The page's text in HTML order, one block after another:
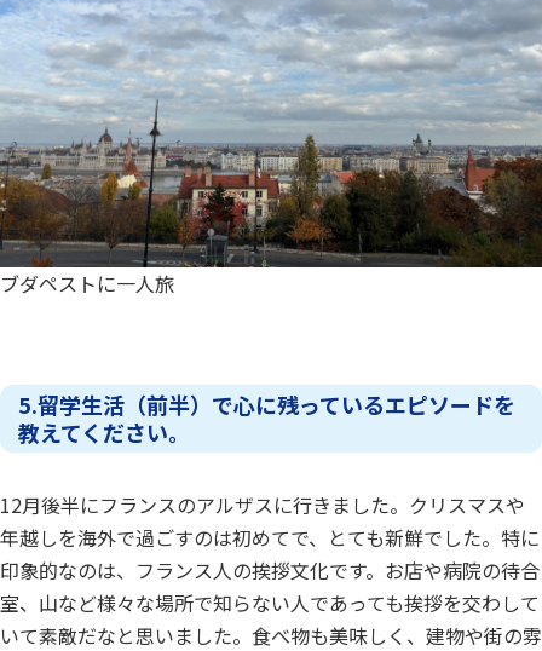
ブダペストに一人旅
5.留学生活（前半）で心に残っているエピソードを
教えてください。
12月後半にフランスのアルザスに行きました。クリスマスや
年越しを海外で過ごすのは初めてで、とても新鮮でした。特に
印象的なのは、フランス人の挨拶文化です。お店や病院の待合
室、山など様々な場所で知らない人であっても挨拶を交わして
いて素敵だなと思いました。食べ物も美味しく、建物や街の雰